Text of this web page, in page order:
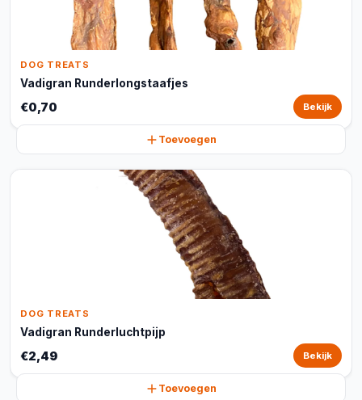
DOG TREATS
Vadigran Runderlongstaafjes
€0,70 Bekijk
Toevoegen
DOG TREATS
Vadigran Runderluchtpijp
€2,49 Bekijk
Toevoegen